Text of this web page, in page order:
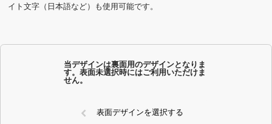
イト文字（日本語など）も使用可能です。
当デザインは裏面用のデザインとなりま
す。表面未選択時にはご利用いただけま
せん。
表面デザインを選択する